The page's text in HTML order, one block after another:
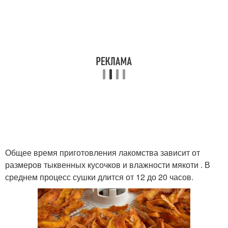
Общее время приготовления лакомства зависит от
размеров тыквенных кусочков и влажности мякоти . В
среднем процесс сушки длится от 12 до 20 часов.